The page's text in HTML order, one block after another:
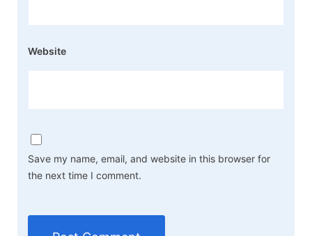
Website
Save my name, email, and website in this browser for
the next time I comment.